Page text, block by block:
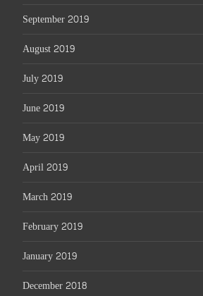
September 2019
August 2019
July 2019
June 2019
May 2019
April 2019
March 2019
February 2019
January 2019
December 2018